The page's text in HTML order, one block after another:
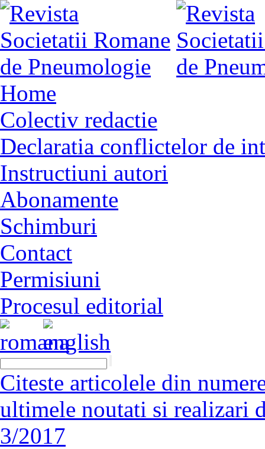
Home
Colectiv redactie
Declaratia conflictelor de
Instructiuni autori
Abonamente
Schimburi
Contact
Permisiuni
Procesul editorial
Citeste articolele din
ultimele noutati si realizari
3/2017